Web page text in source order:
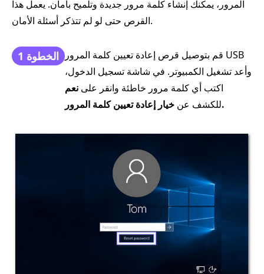
المرور، يمكنك إنشاء كلمة مرور جديدة وتلميح بأمان. يعمل هذا
القرص حتى لو لم تتذكر أسئلة الأمان.
الخطوة 1
قم بتوصيل قرص إعادة تعيين كلمة المرور USB
وأعد تشغيل الكمبيوتر. في شاشة تسجيل الدخول،
اكتب أي كلمة مرور خاطئة وانقر على نعم
للكشف عنخيار إعادة تعيين كلمة المرور.